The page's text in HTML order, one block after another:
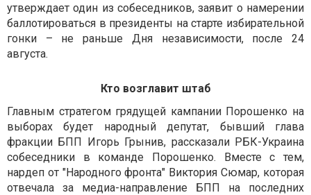
утверждает один из собеседников, заявит о намерении
баллотироваться в президенты на старте избирательной
гонки – не раньше Дня независимости, после 24
августа.
Кто возглавит штаб
Главным стратегом грядущей кампании Порошенко на
выборах будет народный депутат, бывший глава
фракции БПП Игорь Грынив, рассказали РБК-Украина
собеседники в команде Порошенко. Вместе с тем,
нардеп от "Народного фронта" Виктория Сюмар, которая
отвечала за медиа-направление БПП на последних